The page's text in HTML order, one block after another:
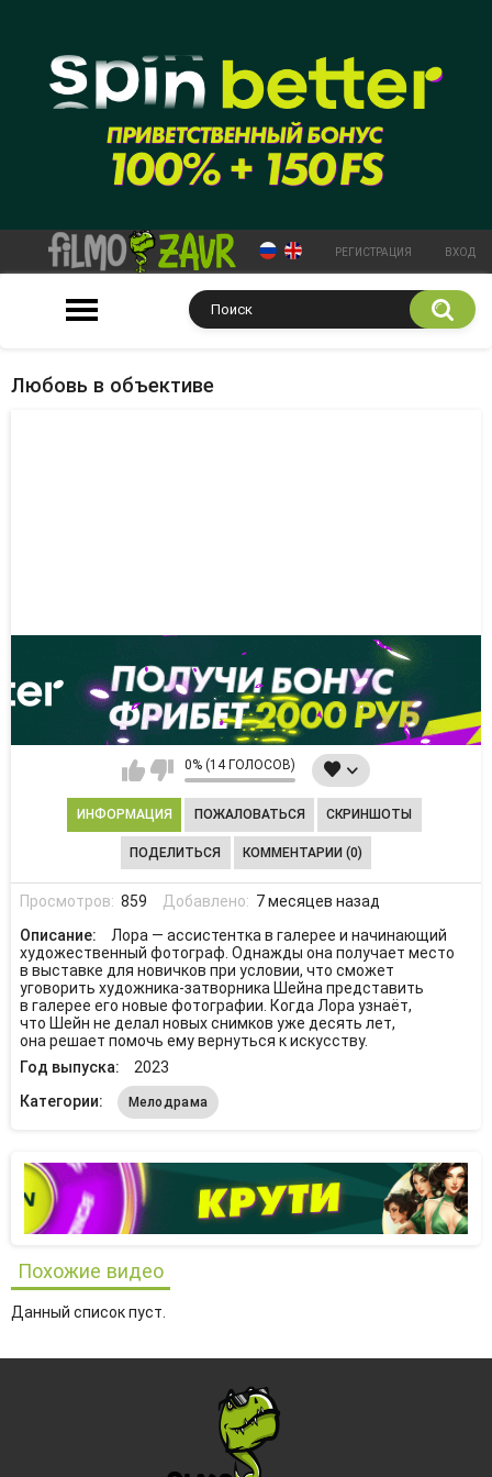
РЕГИСТРАЦИЯ ВХОД
Любовь в объективе
0% (14 ГОЛОСОВ)
ИНФОРМАЦИЯ ПОЖАЛОВАТЬСЯ СКРИНШОТЫ
ПОДЕЛИТЬСЯ КОММЕНТАРИИ (0)
Просмотров: 859 Добавлено: 7 месяцев назад
Описание:
Лора — ассистентка в галерее и начинающий
художественный фотограф. Однажды она получает место
в выставке для новичков при условии, что сможет
уговорить художника-затворника Шейна представить
в галерее его новые фотографии. Когда Лора узнаёт,
что Шейн не делал новых снимков уже десять лет,
она решает помочь ему вернуться к искусству.
Год выпуска:
2023
Категории:
Мелодрама
Похожие видео
Данный список пуст.